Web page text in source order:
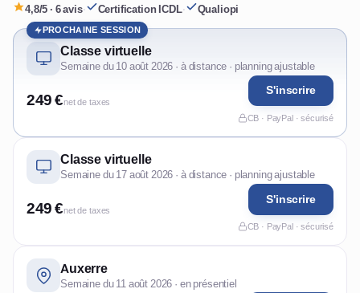
4,8/5 · 6 avis· Certification ICDL· Qualiopi
PROCHAINE SESSION
Classe virtuelle
Semaine du 10 août 2026 · à distance · planning ajustable
249 €net de taxes
S'inscrire
CB · PayPal · sécurisé
Classe virtuelle
Semaine du 17 août 2026 · à distance · planning ajustable
249 €net de taxes
S'inscrire
CB · PayPal · sécurisé
Auxerre
Semaine du 11 août 2026 · en présentiel